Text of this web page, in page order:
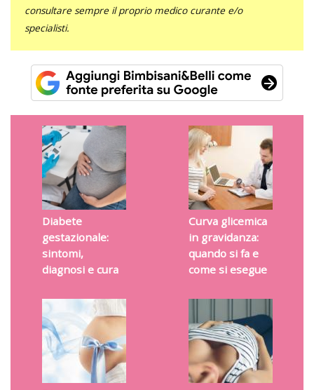
consultare sempre il proprio medico curante e/o
specialisti.
Diabete
gestazionale:
sintomi,
diagnosi e cura
Curva glicemica
in gravidanza:
quando si fa e
come si esegue